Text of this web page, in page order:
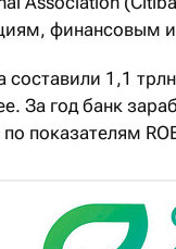
составили 1,1
За год банк
показателям